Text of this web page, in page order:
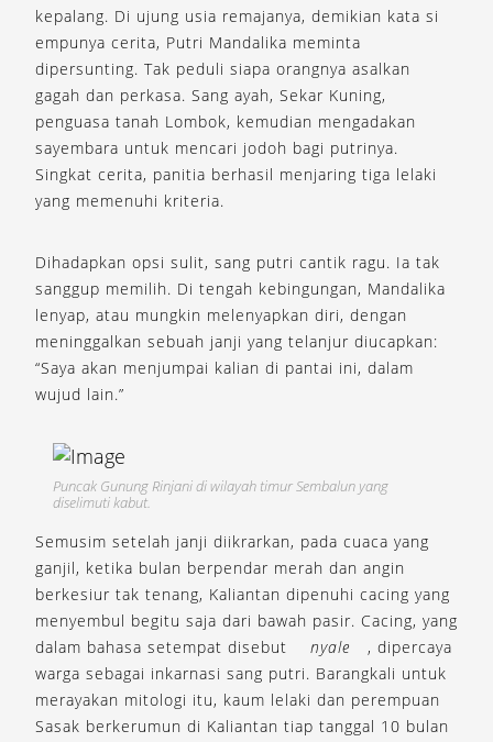
kepalang. Di ujung usia remajanya, demikian kata si
empunya cerita, Putri Mandalika meminta
dipersunting. Tak peduli siapa orangnya asalkan
gagah dan perkasa. Sang ayah, Sekar Kuning,
penguasa tanah Lombok, kemudian mengadakan
sayembara untuk mencari jodoh bagi putrinya.
Singkat cerita, panitia berhasil menjaring tiga lelaki
yang memenuhi kriteria.
Dihadapkan opsi sulit, sang putri cantik ragu. Ia tak
sanggup memilih. Di tengah kebingungan, Mandalika
lenyap, atau mungkin melenyapkan diri, dengan
meninggalkan sebuah janji yang telanjur diucapkan:
“Saya akan menjumpai kalian di pantai ini, dalam
wujud lain.”
Puncak Gunung Rinjani di wilayah timur Sembalun yang
diselimuti kabut.
Semusim setelah janji diikrarkan, pada cuaca yang
ganjil, ketika bulan berpendar merah dan angin
berkesiur tak tenang, Kaliantan dipenuhi cacing yang
menyembul begitu saja dari bawah pasir. Cacing, yang
dalam bahasa setempat disebut
nyale
, dipercaya
warga sebagai inkarnasi sang putri. Barangkali untuk
merayakan mitologi itu, kaum lelaki dan perempuan
Sasak berkerumun di Kaliantan tiap tanggal 10 bulan